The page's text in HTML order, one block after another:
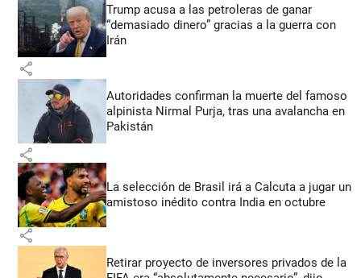
Trump acusa a las petroleras de ganar
“demasiado dinero” gracias a la guerra con
Irán
share
Autoridades confirman la muerte del famoso
alpinista Nirmal Purja, tras una avalancha en
Pakistán
share
La selección de Brasil irá a Calcuta a jugar un
amistoso inédito contra India en octubre
share
Retirar proyecto de inversores privados de la